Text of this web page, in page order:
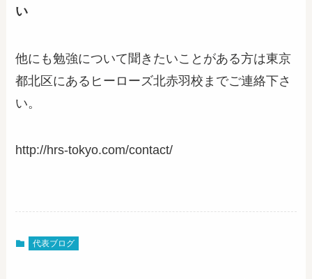
い
他にも勉強について聞きたいことがある方は東京
都北区にあるヒーローズ北赤羽校までご連絡下さ
い。
http://hrs-tokyo.com/contact/
代表ブログ